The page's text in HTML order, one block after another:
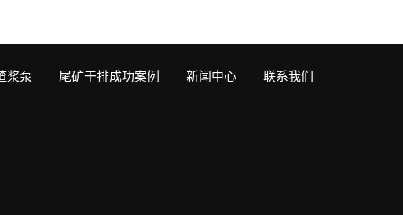
浆泵 尾矿干排成功案例 新闻中心 联系我们